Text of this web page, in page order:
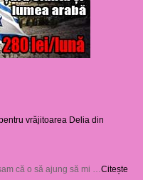
vrăjitoarea Delia din
că o să ajung să mi … Citește